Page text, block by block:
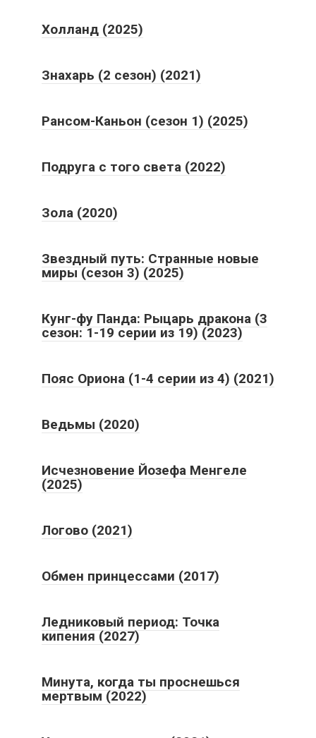
Холланд (2025)
Знахарь (2 сезон) (2021)
Рансом-Каньон (сезон 1) (2025)
Подруга с того света (2022)
Зола (2020)
Звездный путь: Странные новые
миры (сезон 3) (2025)
Кунг-фу Панда: Рыцарь дракона (3
сезон: 1-19 серии из 19) (2023)
Пояс Ориона (1-4 серии из 4) (2021)
Ведьмы (2020)
Исчезновение Йозефа Менгеле
(2025)
Логово (2021)
Обмен принцессами (2017)
Ледниковый период: Точка
кипения (2027)
Минута, когда ты проснешься
мертвым (2022)